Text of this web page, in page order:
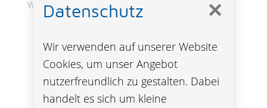
Wolfgang Schattauer
Was wir sonst noch tun
✕
Datenschutz
Wir verwenden auf unserer Website
Cookies, um unser Angebot
nutzerfreundlich zu gestalten. Dabei
handelt es sich um kleine